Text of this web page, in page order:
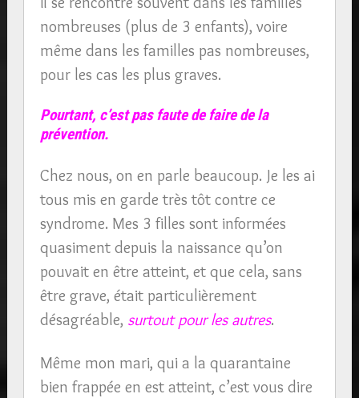
nombreuses (plus de 3 enfants), voire
même dans les familles pas nombreuses,
pour les cas les plus graves.
Pourtant, c’est pas faute de faire de la
prévention.
Chez nous, on en parle beaucoup. Je les ai
tous mis en garde très tôt contre ce
syndrome. Mes 3 filles sont informées
quasiment depuis la naissance qu’on
pouvait en être atteint, et que cela, sans
être grave, était particulièrement
désagréable, surtout pour les autres.
Même mon mari, qui a la quarantaine
bien frappée en est atteint, c’est vous dire